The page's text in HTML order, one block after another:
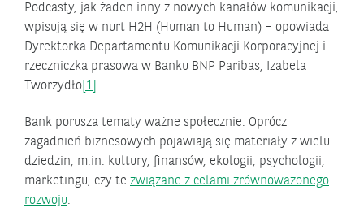
Podcasty, jak żaden inny z nowych kanałów komunikacji,
wpisują się w nurt H2H (Human to Human) – opowiada
Dyrektorka Departamentu Komunikacji Korporacyjnej i
rzeczniczka prasowa w Banku BNP Paribas, Izabela
Tworzydło [1] .
Bank porusza tematy ważne społecznie. Oprócz
zagadnień biznesowych pojawiają się materiały z wielu
dziedzin, m.in. kultury, finansów, ekologii, psychologii,
marketingu, czy te związane z celami zrównoważonego
rozwoju.